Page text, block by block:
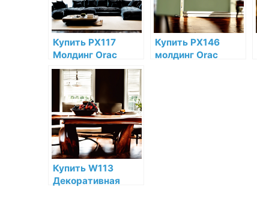
Купить PX117
Молдинг Orac
Decor
Дюрополимер по
низкой цене в
интернет-
магазине
Купить PX146
молдинг Orac
Купить W113
Декоративная